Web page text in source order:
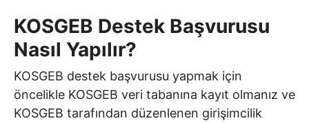
KOSGEB Destek Başvurusu
Nasıl Yapılır?
KOSGEB destek başvurusu yapmak için
öncelikle KOSGEB veri tabanına kayıt olmanız ve
KOSGEB tarafından düzenlenen girişimcilik